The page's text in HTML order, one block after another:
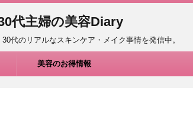
代主婦の美容Diary
代のリアルなスキンケア・メイク事情を発信中。
美容のお得情報